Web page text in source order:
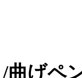
/曲げペ